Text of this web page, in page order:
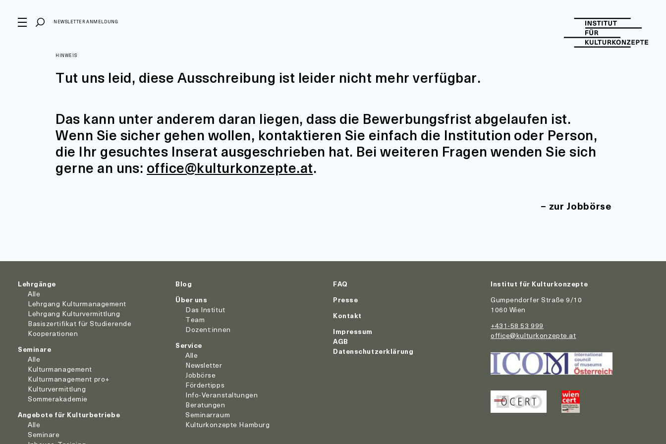
NEWSLETTER ANMELDUNG
HINWEIS
Tut uns leid, diese Ausschreibung ist leider nicht mehr verfügbar.
Das kann unter anderem daran liegen, dass die Bewerbungsfrist abgelaufen ist.
Wenn Sie sicher gehen wollen, kontaktieren Sie einfach die Institution oder Person,
die Ihr gesuchtes Inserat ausgeschrieben hat. Bei weiteren Fragen wenden Sie sich
gerne an uns: office@kulturkonzepte.at.
zur Jobbörse
Lehrgänge
Alle
Lehrgang Kulturmanagement
Lehrgang Kulturvermittlung
Basiszertifikat für Studierende
Kooperationen
Seminare
Alle
Kulturmanagement
Kulturmanagement pro+
Kulturvermittlung
Sommerakademie
Angebote für Kulturbetriebe
Alle
Seminare
Blog
Über uns
Das Institut
Team
Dozent:innen
Service
Alle
Newsletter
Jobbörse
Fördertipps
Info-Veranstaltungen
Beratungen
Seminarraum
Kulturkonzepte Hamburg
FAQ
Presse
Kontakt
Impressum
AGB
Datenschutzerklärung
Institut für Kulturkonzepte
Gumpendorfer Straße 9/10
1060 Wien
+431-58 53 999
office@kulturkonzepte.at